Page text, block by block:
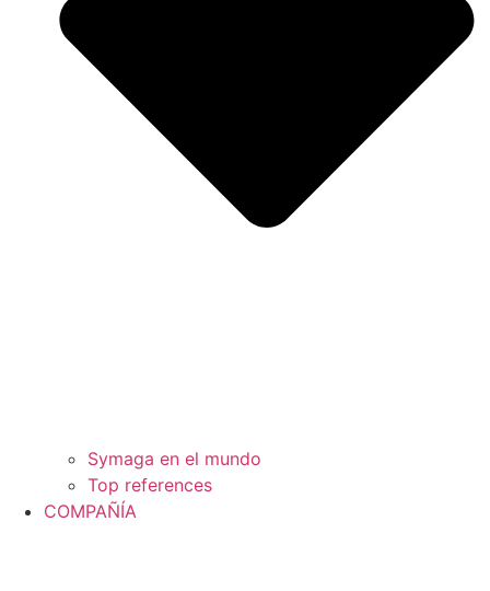
Symaga en el mundo
Top references
COMPAÑÍA